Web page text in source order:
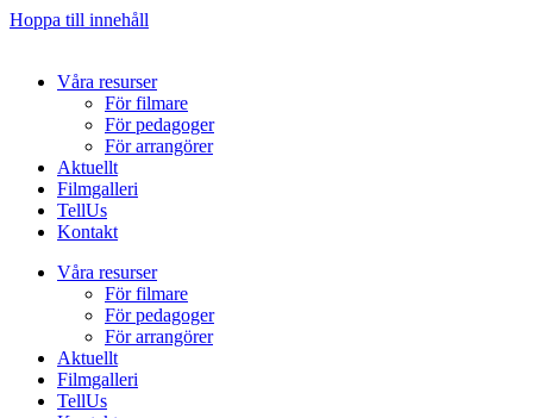
Hoppa till innehåll
Våra resurser
För filmare
För pedagoger
För arrangörer
Aktuellt
Filmgalleri
TellUs
Kontakt
Våra resurser
För filmare
För pedagoger
För arrangörer
Aktuellt
Filmgalleri
TellUs